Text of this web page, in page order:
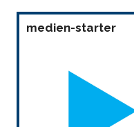
medien-starter